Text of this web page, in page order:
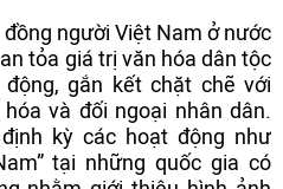
người Việt Nam ở nước
tỏa giá trị văn hóa dân tộc
gắn kết chặt chẽ với
và đối ngoại nhân dân.
kỳ các hoạt động như
tại những quốc gia có